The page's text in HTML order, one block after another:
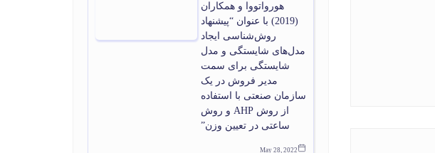
هورواتووا و همکاران
(2019) با عنوان “پیشنهاد
روش‌شناسی ایجاد
مدل‌های شایستگی و مدل
شایستگی برای سمت
مدیر فروش در یک
سازمان صنعتی با استفاده
از روش AHP و روش
ساعتی در تعیین وزن”
May 28, 2022